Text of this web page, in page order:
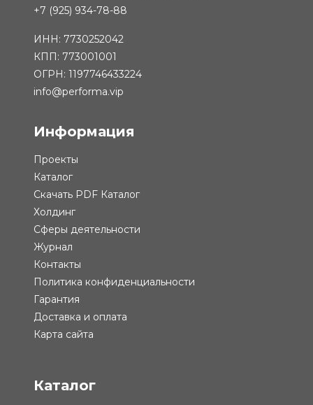
+7 (925) 934-78-88
ИНН: 7730252042
КПП: 773001001
ОГРН: 1197746433224
info@performa.vip
Информация
Проекты
Каталог
Скачать PDF Каталог
Холдинг
Сферы деятельности
Журнал
Контакты
Политика конфиденциальности
Гарантия
Доставка и оплата
Карта сайта
Каталог